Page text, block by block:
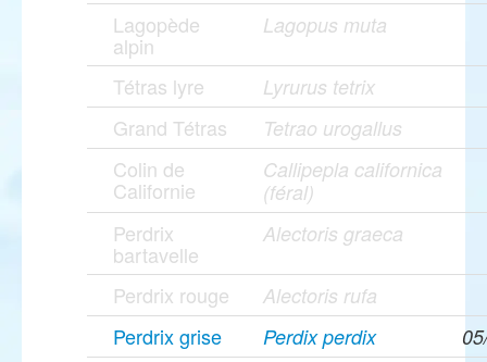
Lagopède
alpin
Lagopus muta
Tétras lyre Lyrurus tetrix
Grand Tétras Tetrao urogallus
Colin de
Californie
Callipepla californica
(féral)
Perdrix
bartavelle
Alectoris graeca
Perdrix rouge Alectoris rufa
Perdrix grise Perdix perdix